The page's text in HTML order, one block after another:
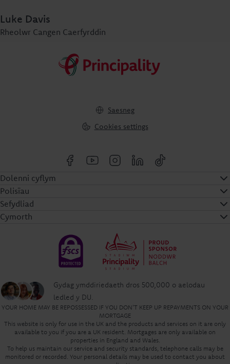
Luke Davis
Rheolwr Cangen Caerfyrddin
Saesneg
Cookies settings
Dolenni cyflym
Polisïau
Sefydliad
Cymorth
Gydag ymddiriedaeth dros 500,000 o aelodau
ledled y DU.
YOUR HOME MAY BE REPOSSESSED IF YOU DON'T KEEP UP REPAYMENTS ON YOUR
MORTGAGE
This website is only for use in the UK and the products and services on it are only
available to you if you are a UK resident. Mortgages are only available on
properties in England and Wales.
To help us maintain our service and security standards, telephone calls may be
monitored or recorded. Your personal details may be used to contact you about